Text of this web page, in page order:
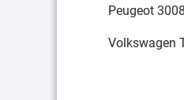
Peugeot
Volkswagen